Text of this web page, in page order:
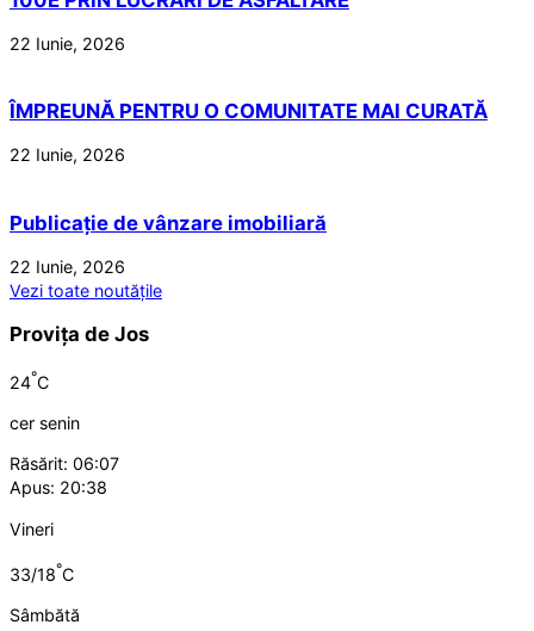
22 Iunie, 2026
ÎMPREUNĂ PENTRU O COMUNITATE MAI CURATĂ
22 Iunie, 2026
Publicație de vânzare imobiliară
22 Iunie, 2026
Vezi toate noutățile
Provița de Jos
24°C
cer senin
Răsărit: 06:07
Apus: 20:38
Vineri
33/18°C
Sâmbătă